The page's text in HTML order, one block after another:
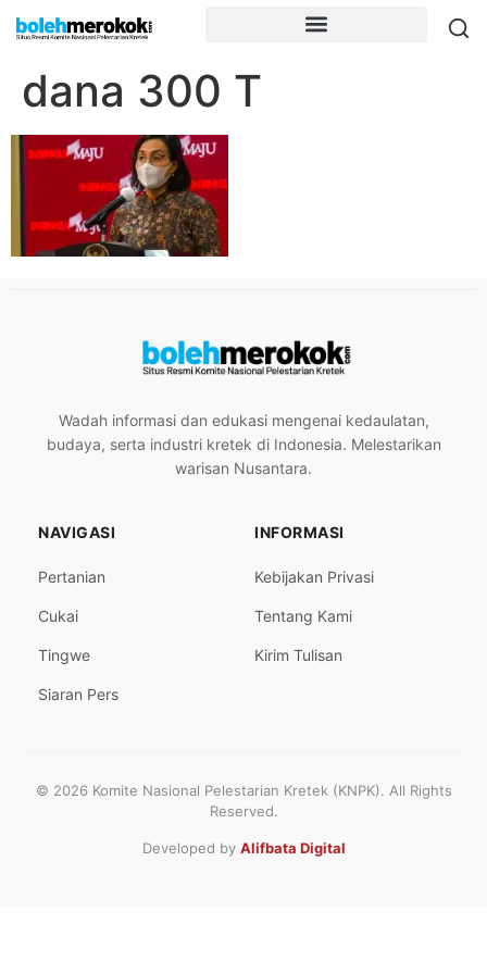
dana 300 T
Wadah informasi dan edukasi mengenai kedaulatan,
budaya, serta industri kretek di Indonesia. Melestarikan
warisan Nusantara.
NAVIGASI
Pertanian
Cukai
Tingwe
Siaran Pers
INFORMASI
Kebijakan Privasi
Tentang Kami
Kirim Tulisan
© 2026 Komite Nasional Pelestarian Kretek (KNPK). All Rights
Reserved.
Developed by Alifbata Digital